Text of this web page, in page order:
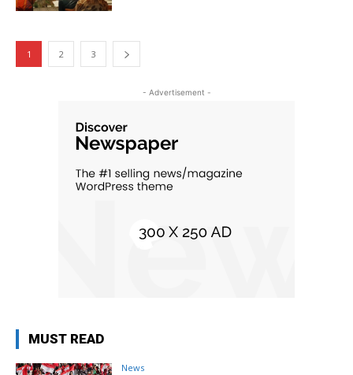
1 2 3
- Advertisement -
MUST READ
News